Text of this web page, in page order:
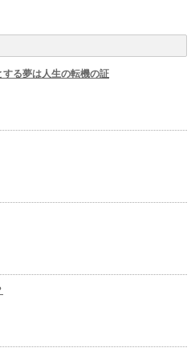
る夢は人生の転機の証